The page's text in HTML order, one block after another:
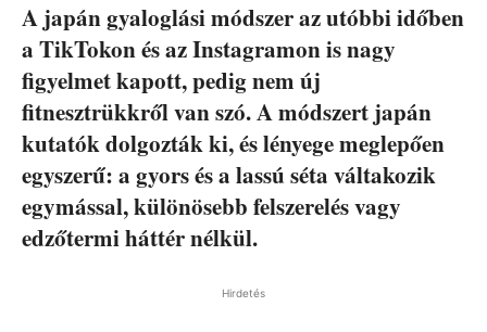
A japán gyaloglási módszer az utóbbi időben
a TikTokon és az Instagramon is nagy
figyelmet kapott, pedig nem új
fitnesztrükkről van szó. A módszert japán
kutatók dolgozták ki, és lényege meglepően
egyszerű: a gyors és a lassú séta váltakozik
egymással, különösebb felszerelés vagy
edzőtermi háttér nélkül.
Hirdetés